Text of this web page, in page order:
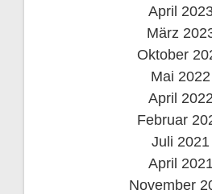
April
März
Oktober
Mai 2022
April 2022
Februar
Juli 2021
April 2021
November